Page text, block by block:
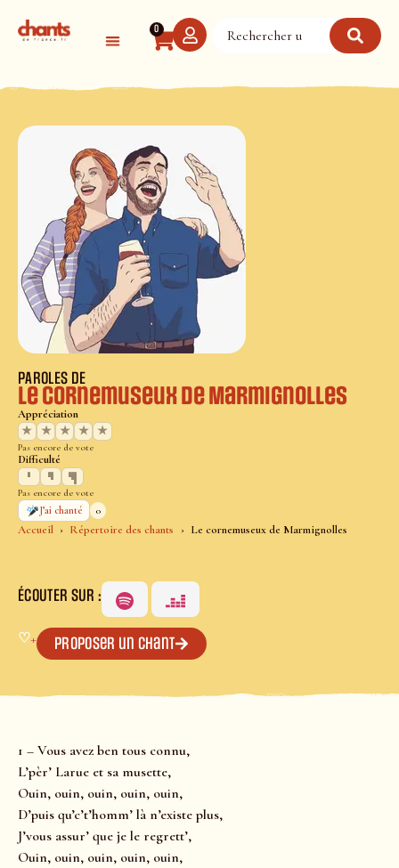
0
Accueil Répertoire des chants Le cornemuseux de Marmignolles
PAROLES DE
Le cornemuseux de Marmignolles
Appréciation
★
★ ★ ★ ★
Pas encore de vote
Difficulté
Pas encore de vote
J’ai chanté
0
ÉCOUTER SUR :
♡+ Proposer un chant
1 – Vous avez ben tous connu,
L’pèr’ Larue et sa musette,
Ouin, ouin, ouin, ouin, ouin,
D’puis qu’c’t’homm’ là n’existe plus,
J’vous assur’ que je le regrett’,
Ouin, ouin, ouin, ouin, ouin,